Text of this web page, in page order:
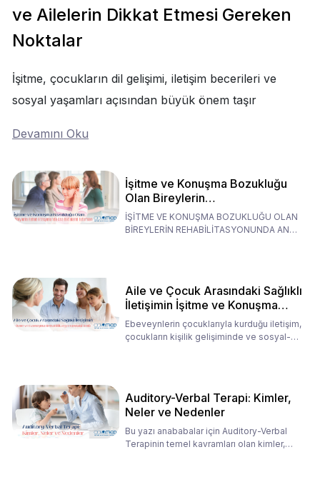
ve Ailelerin Dikkat Etmesi Gereken
Noktalar
İşitme, çocukların dil gelişimi, iletişim becerileri ve
sosyal yaşamları açısından büyük önem taşır
Devamını Oku
İşitme ve Konuşma Bozukluğu
Olan Bireylerin
Rehabilitasyonunda Ana
Babaların Tutumları
İŞİTME VE KONUŞMA BOZUKLUĞU OLAN
BİREYLERİN REHABİLİTASYONUNDA ANA
Aile ve Çocuk Arasındaki Sağlıklı
İletişimin İşitme ve Konuşma
Rehabilitasyonundaki Rolü
Ebeveynlerin çocuklarıyla kurduğu iletişim,
çocukların kişilik gelişiminde ve sosyal-
Auditory-Verbal Terapi: Kimler,
Neler ve Nedenler
Bu yazı anababalar için Auditory-Verbal
Terapinin temel kavramları olan kimler,